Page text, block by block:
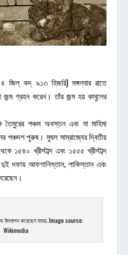
৪ জিল্ কদ্ ৯১৩ হিজরি) মঙ্গলবার রাতে
জন্ম গ্রহন করেন। তাঁর জন্ম হয় কাবুলের
তৈমুরের পঞ্চম অধস্তন এবং মা মাহিমা
পঞ্চদশ পুরুষ। মুঘল সাম্রাজ্যের দ্বিতীয়
১৫৪০ খ্রীস্টাব্দ এবং ১৫৫৫ খ্রীস্টাব্দ
দুই দফায় আফগানিস্তান, পাকিস্তান এবং
উদযাপন করেছেন বাবর; Image source:
Wikimedia